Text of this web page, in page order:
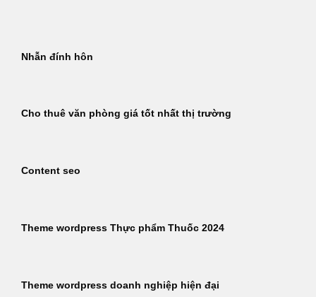
dungNhẫn đính hôn
Cho thuê văn phòng giá tốt nhất thị trường
Content seo
Theme wordpress Thực phẩm Thuốc 2024
Theme wordpress doanh nghiệp hiện đại